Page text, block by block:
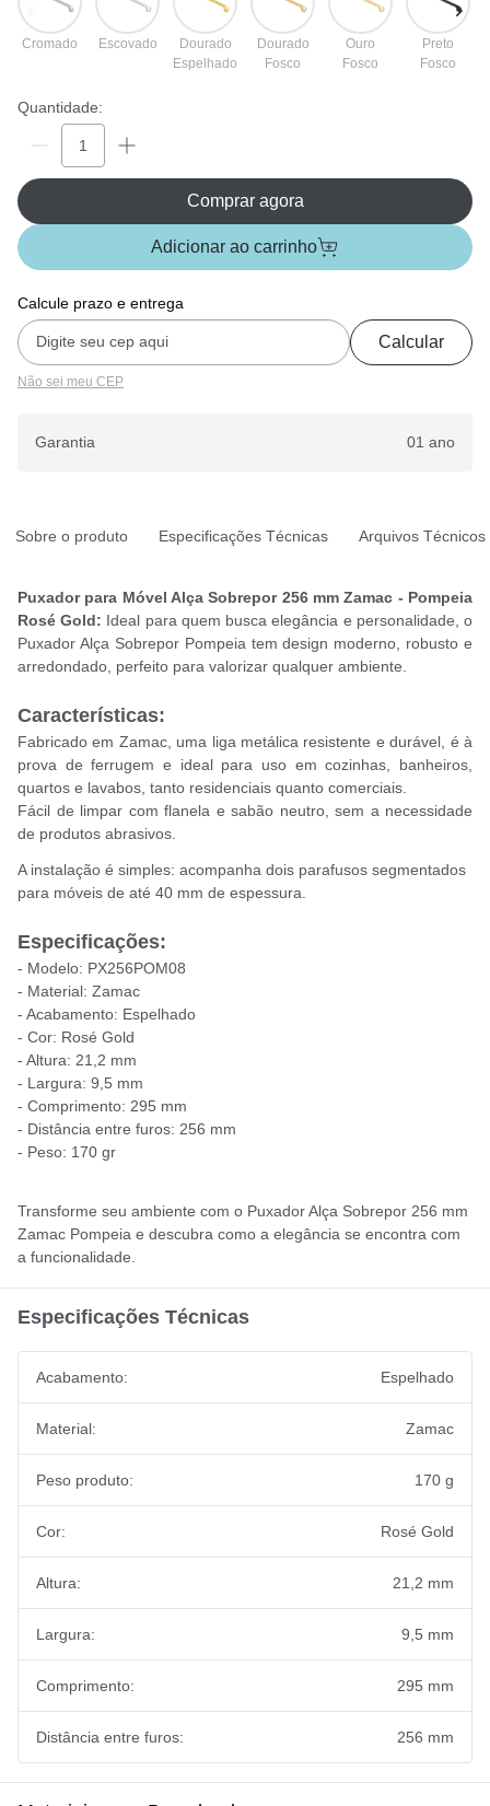
Cromado Escovado
Dourado
Espelhado
Dourado
Fosco
Ouro
Fosco
Preto
Fosco
Quantidade:
Comprar agora
Adicionar ao carrinho
Calcule prazo e entrega
Calcular
Não sei meu CEP
Garantia 01 ano
Sobre o produto Especificações Técnicas Arquivos Técnicos
Puxador para Móvel Alça Sobrepor 256 mm Zamac - Pompeia
Rosé Gold: Ideal para quem busca elegância e personalidade, o
Puxador Alça Sobrepor Pompeia tem design moderno, robusto e
arredondado, perfeito para valorizar qualquer ambiente.
Características:
Fabricado em Zamac, uma liga metálica resistente e durável, é à
prova de ferrugem e ideal para uso em cozinhas, banheiros,
quartos e lavabos, tanto residenciais quanto comerciais.
Fácil de limpar com flanela e sabão neutro, sem a necessidade
de produtos abrasivos.
A instalação é simples: acompanha dois parafusos segmentados
para móveis de até 40 mm de espessura.
Especificações:
- Modelo: PX256POM08
- Material: Zamac
- Acabamento: Espelhado
- Cor: Rosé Gold
- Altura: 21,2 mm
- Largura: 9,5 mm
- Comprimento: 295 mm
- Distância entre furos: 256 mm
- Peso: 170 gr
Transforme seu ambiente com o Puxador Alça Sobrepor 256 mm
Zamac Pompeia e descubra como a elegância se encontra com
a funcionalidade.
Especificações Técnicas
Acabamento: Espelhado
Material: Zamac
Peso produto: 170 g
Cor: Rosé Gold
Altura: 21,2 mm
Largura: 9,5 mm
Comprimento: 295 mm
Distância entre furos: 256 mm